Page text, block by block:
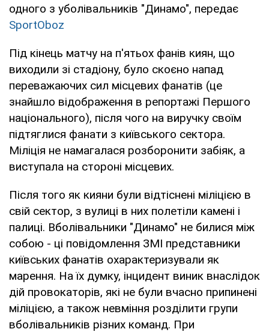
одного з уболівальників "Динамо", передає
SportOboz
Під кінець матчу на п'ятьох фанів киян, що
виходили зі стадіону, було скоєно напад
переважаючих сил місцевих фанатів (це
знайшло відображення в репортажі Першого
національного), після чого на виручку своїм
підтяглися фанати з київського сектора.
Міліція не намагалася розборонити забіяк, а
виступала на стороні місцевих.
Після того як кияни були відтіснені міліцією в
свій сектор, з вулиці в них полетіли камені і
палиці. Вболівальники "Динамо" не билися між
собою - ці повідомлення ЗМІ представники
київських фанатів охарактеризували як
марення. На їх думку, інцидент виник внаслідок
дій провокаторів, які не були вчасно припинені
міліцією, а також невміння розділити групи
вболівальників різних команд. При